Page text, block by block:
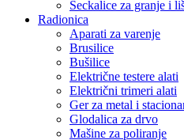
Seckalice za granje i
Radionica
Aparati za varenje
Brusilice
Bušilice
Električne testere alati
Električni trimeri alati
Ger za metal i
Glodalica za drvo
Mašine za poliranje